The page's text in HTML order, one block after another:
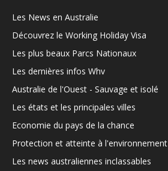
Les News en Australie
Découvrez le Working Holiday Visa
Les plus beaux Parcs Nationaux
Les dernières infos Whv
Australie de l'Ouest - Sauvage et isolé
Les états et les principales villes
Economie du pays de la chance
Protection et atteinte à l'environnement
Les news australiennes inclassables